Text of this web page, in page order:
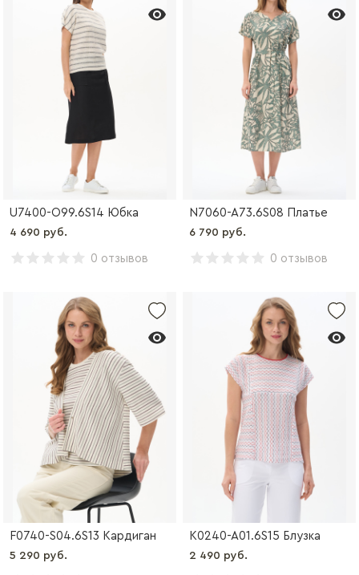
U7400-O99.6S14 Юбка
4 690 руб.
0 отзывов
N7060-A73.6S08 Платье
6 790 руб.
0 отзывов
F0740-S04.6S13 Кардиган
5 290 руб.
K0240-A01.6S15 Блузка
2 490 руб.